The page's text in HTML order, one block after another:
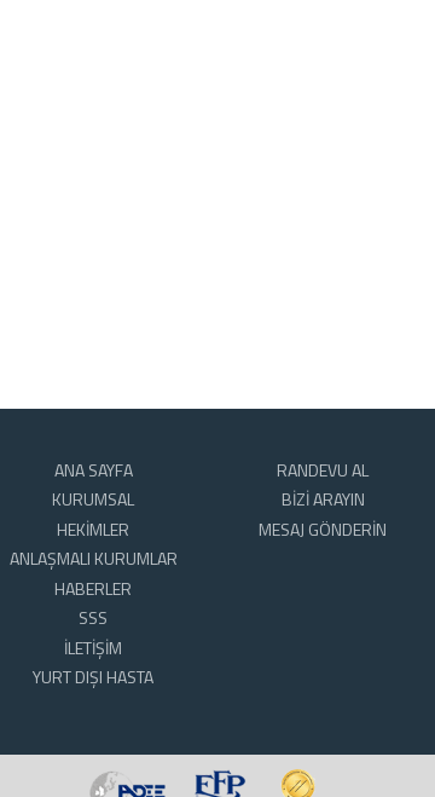
ANA SAYFA
KURUMSAL
HEKİMLER
ANLAŞMALI KURUMLAR
HABERLER
SSS
İLETİŞİM
YURT DIŞI HASTA
RANDEVU AL
BİZİ ARAYIN
MESAJ GÖNDERİN